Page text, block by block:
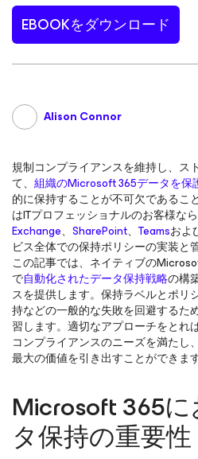
EBOOKをダウンロード
Alison Connor
規制コンプライアンスを維持し、ス
て、 組織のMicrosoft 365データを保
的に保持することが不可欠であるこ
はITプロフェッショナルのお客様な
Exchange、 SharePoint、Teamsおよ
ビス全体での保持ポリシーの実装と
この記事では、ネイティブの
で自動化されたデータ保持戦略の構
スを提供します。保持ラベルとポリ
持などの一般的な失敗を回避するた
習します。適切なアプローチをとれ
コンプライアンスのニーズを満たし
最大の価値を引き出すことができます
Microsoft 365
タ保持の重要性